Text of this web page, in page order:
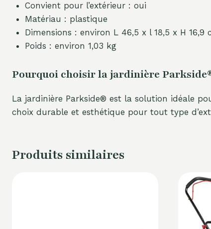
Convient pour l’extérieur : oui
Matériau : plastique
Dimensions : environ L 46,5 x l 18,5 x H 16,9
Poids : environ 1,03 kg
Pourquoi choisir la jardinière
La jardinière Parkside® est la solution idéale
choix durable et esthétique pour tout type
Produits similaires